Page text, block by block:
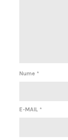
Nume *
E-MAIL *